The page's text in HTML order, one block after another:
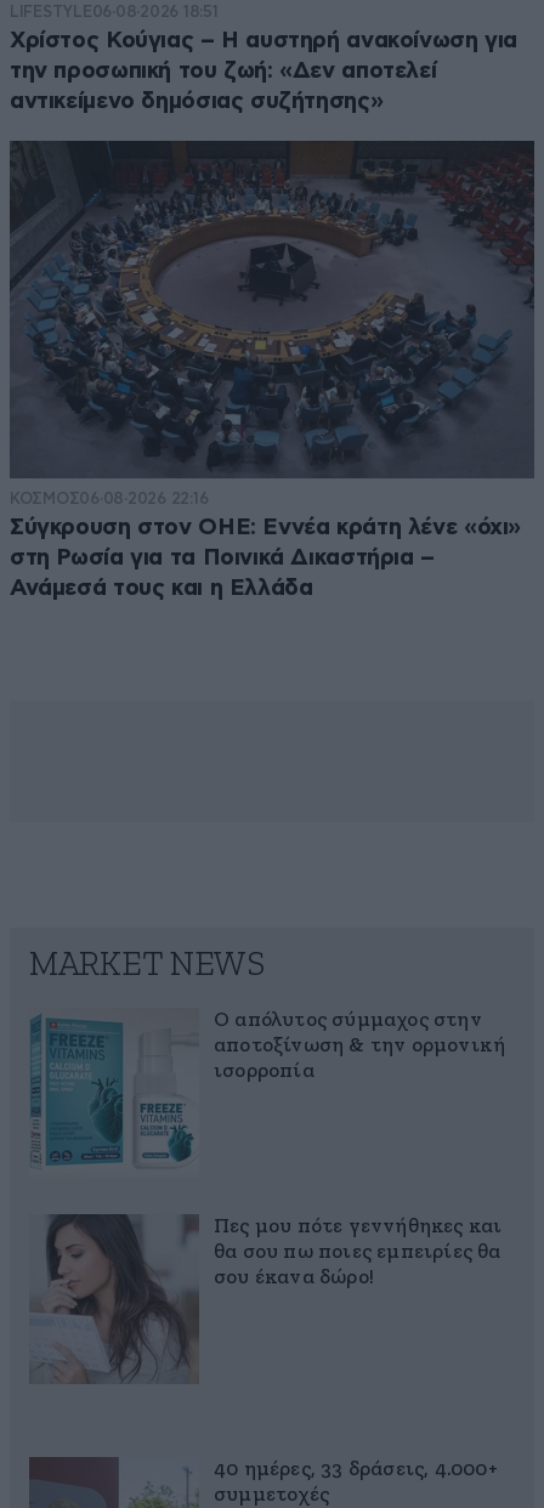
LIFESTYLE06·08·2026 18:51
Χρίστος Κούγιας – Η αυστηρή ανακοίνωση για
την προσωπική του ζωή: «Δεν αποτελεί
αντικείμενο δημόσιας συζήτησης»
ΚΟΣΜΟΣ06·08·2026 22:16
Σύγκρουση στον ΟΗΕ: Εννέα κράτη λένε «όχι»
στη Ρωσία για τα Ποινικά Δικαστήρια –
Ανάμεσά τους και η Ελλάδα
MARKET NEWS
Ο απόλυτος σύμμαχος στην
αποτοξίνωση & την ορμονική
ισορροπία
Πες μου πότε γεννήθηκες και
θα σου πω ποιες εμπειρίες θα
σου έκανα δώρο!
40 ημέρες, 33 δράσεις, 4.000+
συμμετοχές